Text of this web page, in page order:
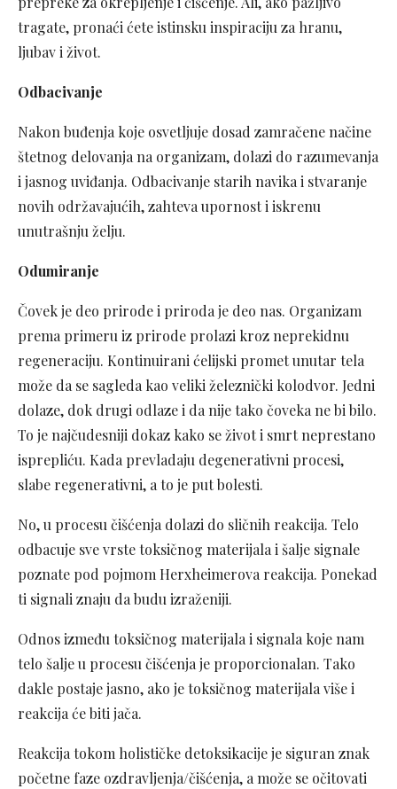
tragate, pronaći ćete istinsku inspiraciju za hranu,
ljubav i život.
Odbacivanje
Nakon buđenja koje osvetljuje dosad zamračene načine
štetnog delovanja na organizam, dolazi do razumevanja
i jasnog uviđanja. Odbacivanje starih navika i stvaranje
novih održavajućih, zahteva upornost i iskrenu
unutrašnju želju.
Odumiranje
Čovek je deo prirode i priroda je deo nas. Organizam
prema primeru iz prirode prolazi kroz neprekidnu
regeneraciju. Kontinuirani ćelijski promet unutar tela
može da se sagleda kao veliki železnički kolodvor. Jedni
dolaze, dok drugi odlaze i da nije tako čoveka ne bi bilo.
To je najčudesniji dokaz kako se život i smrt neprestano
isprepliću. Kada prevladaju degenerativni procesi,
slabe regenerativni, a to je put bolesti.
No, u procesu čišćenja dolazi do sličnih reakcija. Telo
odbacuje sve vrste toksičnog materijala i šalje signale
poznate pod pojmom Herxheimerova reakcija. Ponekad
ti signali znaju da budu izraženiji.
Odnos između toksičnog materijala i signala koje nam
telo šalje u procesu čišćenja je proporcionalan. Tako
dakle postaje jasno, ako je toksičnog materijala više i
reakcija će biti jača.
Reakcija tokom holističke detoksikacije je siguran znak
početne faze ozdravljenja/čišćenja, a može se očitovati